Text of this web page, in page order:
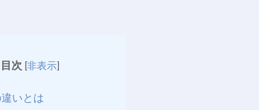
目次 [非表示]
いとは